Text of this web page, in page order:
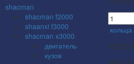
shacman
shacman f2000
shaanxi f3000
shacman x3000
двигатель
кузов